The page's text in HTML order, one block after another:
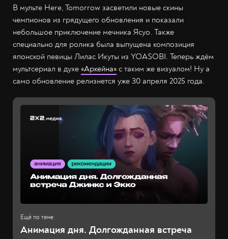
В мульте Here, Tomorrow засветили новые скины
чемпионов из грядущего обновления и показали
небольшое приключение мечника Ясуо. Также
специально для ролика была выпущена композиция
японской певицы Лилас Икуты из YOASOBI. Теперь ждём
мультсериал в духе «Аркейна» с таким же визуалом! Ну а
само обновление релизнется уже 30 апреля 2025 года.
Анимация дня. Долгожданная встреча